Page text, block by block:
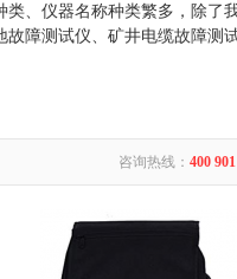
、仪器名称种类繁多，除了
障测试仪、矿井电缆故障测
咨询热线： 400